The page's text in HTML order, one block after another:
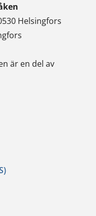
Helsingfors
är en del av